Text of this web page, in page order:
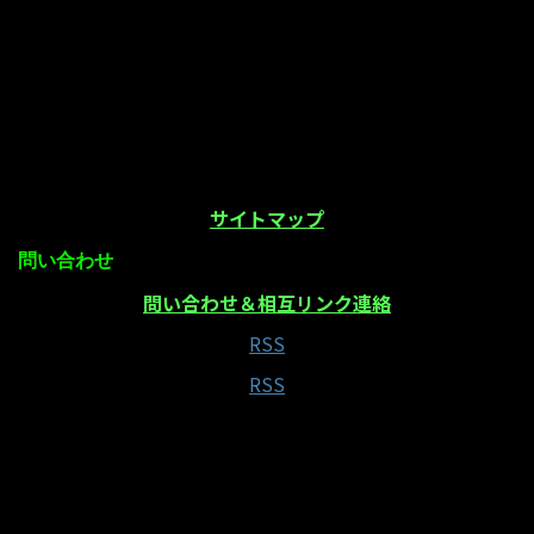
サイトマップ
問い合わせ
問い合わせ＆相互リンク連絡
RSS
RSS